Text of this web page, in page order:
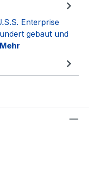
Enterprise
gebaut und
Mehr